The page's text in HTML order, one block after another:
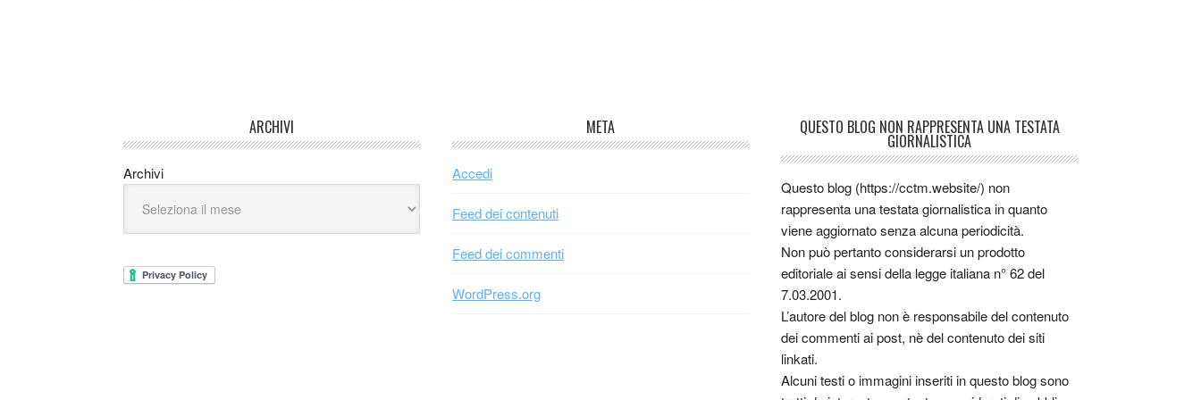
ARCHIVI
Archivi
META
Accedi
Feed dei contenuti
Feed dei commenti
WordPress.org
QUESTO BLOG NON RAPPRESENTA UNA TESTATA
GIORNALISTICA
Questo blog (https://cctm.website/) non
rappresenta una testata giornalistica in quanto
viene aggiornato senza alcuna periodicità.
Non può pertanto considerarsi un prodotto
editoriale ai sensi della legge italiana n° 62 del
7.03.2001.
L’autore del blog non è responsabile del contenuto
dei commenti ai post, nè del contenuto dei siti
linkati.
Alcuni testi o immagini inseriti in questo blog sono